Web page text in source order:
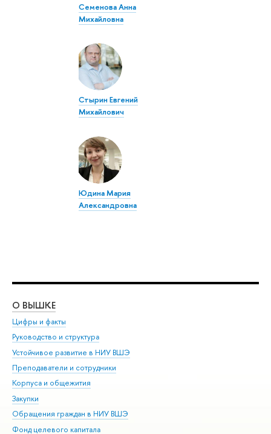
Семенова Анна
Михайловна
Стырин Евгений
Михайлович
Юдина Мария
Александровна
О ВЫШКЕ
Цифры и факты
Руководство и структура
Устойчивое развитие в НИУ ВШЭ
Преподаватели и сотрудники
Корпуса и общежития
Закупки
Обращения граждан в НИУ ВШЭ
Фонд целевого капитала